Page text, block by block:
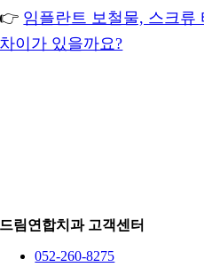
👉 임플란트 보철물, 스크류
차이가 있을까요?
드림연합치과 고객센터
052-260-8275